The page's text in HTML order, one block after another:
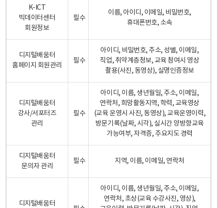
K-ICT
빅데이터센터
회원정보
필수
이름, 아이디, 이메일, 비밀번호,
휴대폰번호, 소속
디지털배움터
홈페이지 회원관리
필수
아이디, 비밀번호, 주소, 성별, 이메일,
직업, 취약계층정보, 교육 참여시 영상
촬용(사진, 동영상), 실명인증정보
디지털배움터
강사/서포터즈
관리
필수
아이디, 이름, 생년월일, 주소, 이메일,
연락처, 희망활동지역, 학력, 교육영상
(교육 운영시 사진, 동영상), 교육운영이력,
방문기록(날짜, 시각), 실시간 양방향교육
가능여부, 자격증, 주요지도 경력
디지털배움터
문의자 관리
필수 지역, 이름, 이메일, 연락처
디지털배움터
아이디, 이름, 생년월일, 주소, 이메일,
연락처, 초상(교육 수강사진, 영상),